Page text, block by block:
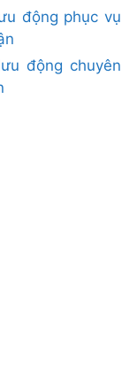
động phục vụ
động chuyên